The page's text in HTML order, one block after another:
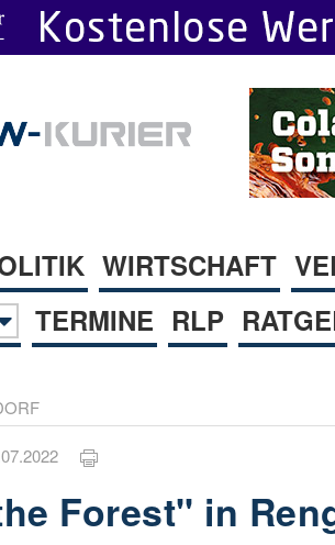
WIRTSCHAFT
TERMINE RLP
Forest" in